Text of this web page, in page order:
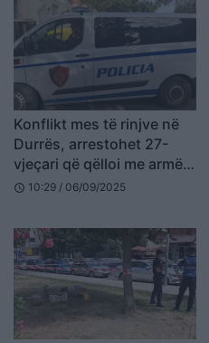
Konflikt mes të rinjve në
Durrës, arrestohet 27-
vjeçari që qëlloi me armë
gjahu (EMRI)
schedule 10:29 / 06/09/2025